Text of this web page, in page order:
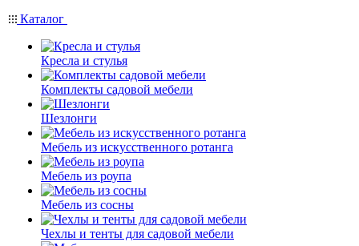
Каталог
Кресла и стулья
Комплекты садовой мебели
Шезлонги
Мебель из искусственного ротанга
Мебель из роупа
Мебель из сосны
Чехлы и тенты для садовой мебели